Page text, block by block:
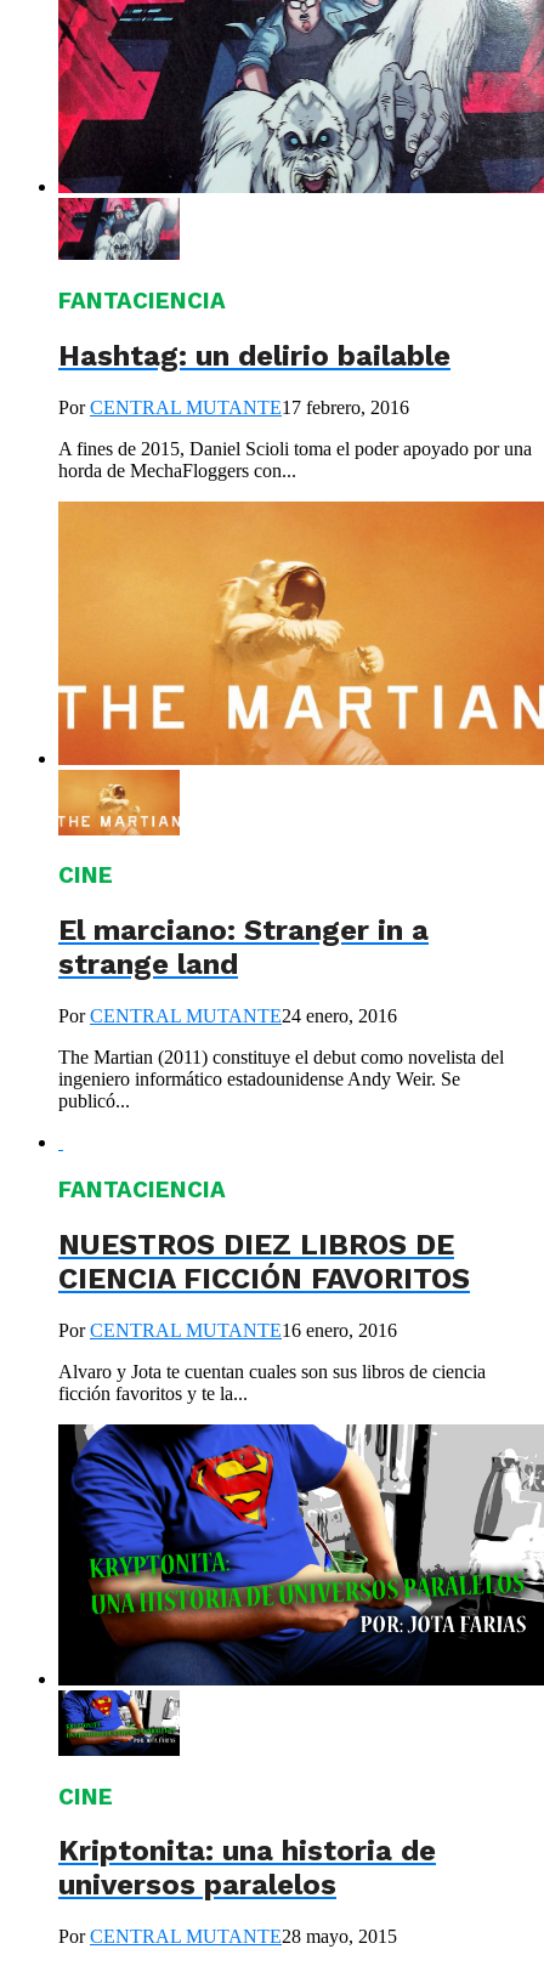
FANTACIENCIA
Hashtag: un delirio bailable
PorCENTRAL MUTANTE17 febrero, 2016
A fines de 2015, Daniel Scioli toma el poder apoyado por una
horda de MechaFloggers con...
CINE
El marciano: Stranger in a
strange land
PorCENTRAL MUTANTE24 enero, 2016
The Martian (2011) constituye el debut como novelista del
ingeniero informático estadounidense Andy Weir. Se
publicó...
FANTACIENCIA
NUESTROS DIEZ LIBROS DE
CIENCIA FICCIÓN FAVORITOS
PorCENTRAL MUTANTE16 enero, 2016
Alvaro y Jota te cuentan cuales son sus libros de ciencia
ficción favoritos y te la...
CINE
Kriptonita: una historia de
universos paralelos
PorCENTRAL MUTANTE28 mayo, 2015